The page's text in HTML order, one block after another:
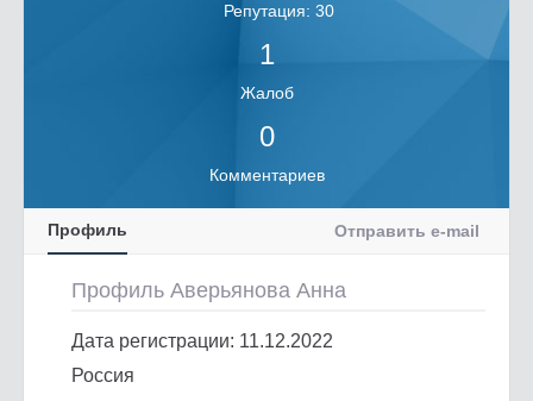
Репутация: 30
1
Жалоб
0
Комментариев
Профиль Отправить e-mail
Профиль Аверьянова Анна
Дата регистрации: 11.12.2022
Россия